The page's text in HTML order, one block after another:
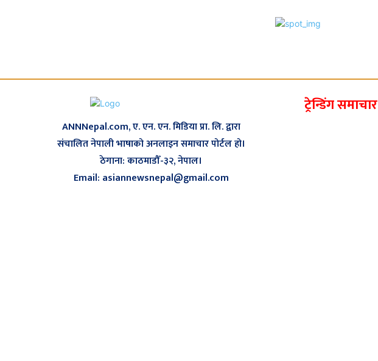
ANNNepal.com, ए. एन. एन. मिडिया प्रा. लि. द्वारा
संचालित नेपाली भाषाको अनलाइन समाचार पोर्टल हो।
ठेगाना: काठमाडौँ-३२, नेपाल।
Email: asiannewsnepal@gmail.com
ट्रेन्डिंग समाचार